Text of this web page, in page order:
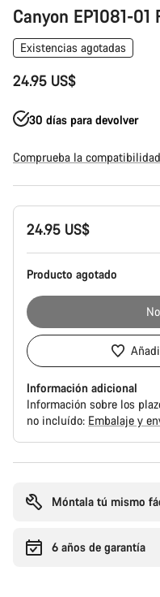
Canyon EP1081-01
Existencias agotadas
24.95 US$
30 días para devolver
Comprueba la
Configuración
del24.95 US$
Producto agotado
Información adicional
Información sobre los
no incluído: Embalaje y
compra
Móntala tú mismo
6 años de garantía